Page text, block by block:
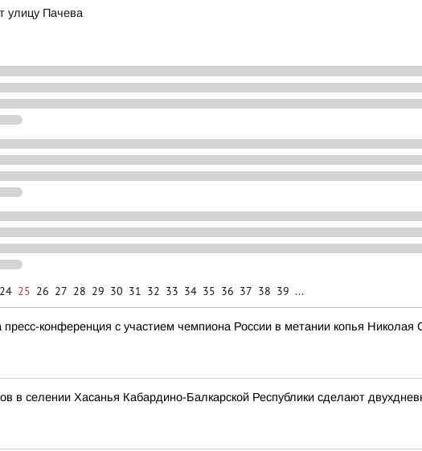
улицу Пачева
24 25 26 27 28 29 30 31 32 33 34 35 36 37 38 39 ...
конференция с участием чемпиона России в метании копья Николая
в селении Хасанья Кабардино-Балкарской Республики сделают